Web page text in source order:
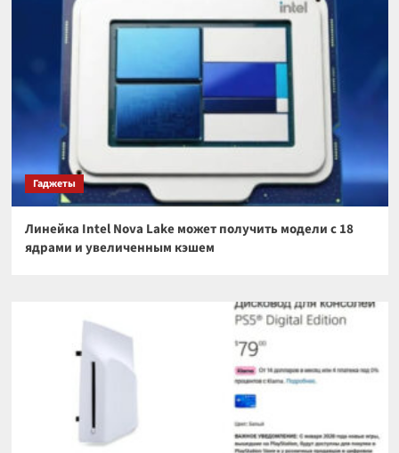
Гаджеты
Линейка Intel Nova Lake может получить модели с 18
ядрами и увеличенным кэшем